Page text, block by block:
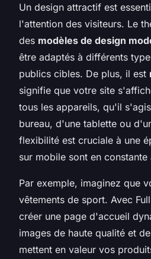
Un design attractif est
l'attention des visiteurs. Le
des modèles de design
être adaptés à différents
publics cibles. De plus, il est
signifie que votre site
tous les appareils, qu'il
bureau, d'une tablette ou
flexibilité est cruciale à une
sur mobile sont en constante
Par exemple, imaginez que
vêtements de sport. Avec
créer une page d'accueil
images de haute qualité et
mettent en valeur vos